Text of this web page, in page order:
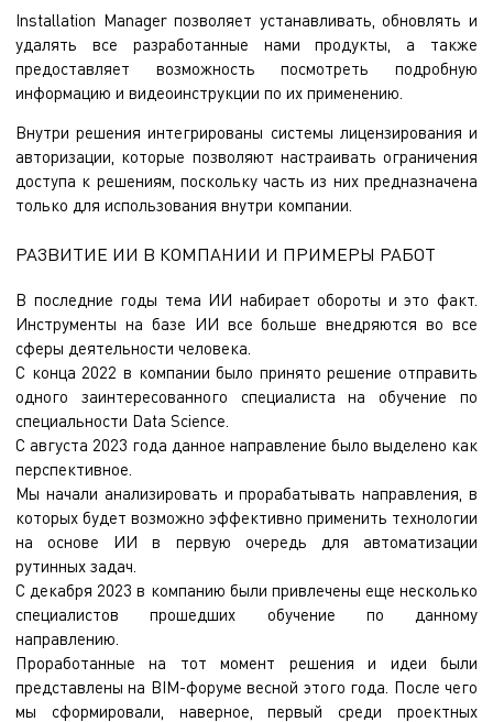
Installation Manager позволяет устанавливать, обновлять и
удалять все разработанные нами продукты, а также
предоставляет возможность посмотреть подробную
информацию и видеоинструкции по их применению.
Внутри решения интегрированы системы лицензирования и
авторизации, которые позволяют настраивать ограничения
доступа к решениям, поскольку часть из них предназначена
только для использования внутри компании.
РАЗВИТИЕ ИИ В КОМПАНИИ И ПРИМЕРЫ РАБОТ
В последние годы тема ИИ набирает обороты и это факт.
Инструменты на базе ИИ все больше внедряются во все
сферы деятельности человека.
С конца 2022 в компании было принято решение отправить
одного заинтересованного специалиста на обучение по
специальности Data Science.
С августа 2023 года данное направление было выделено как
перспективное.
Мы начали анализировать и прорабатывать направления, в
которых будет возможно эффективно применить технологии
на основе ИИ в первую очередь для автоматизации
рутинных задач.
С декабря 2023 в компанию были привлечены еще несколько
специалистов прошедших обучение по данному
направлению.
Проработанные на тот момент решения и идеи были
представлены на BIM-форуме весной этого года. После чего
мы сформировали, наверное, первый среди проектных